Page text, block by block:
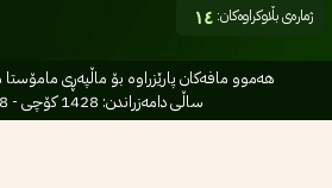
ژمارەی بڵاوکراوەکان:١٤
هه‌موو مافه‌کان پارێزراوه بۆ ماڵپه‌ڕی مامۆستا
ساڵی دامه‌زراندن: 1428 کۆچی - 2008 میلادی